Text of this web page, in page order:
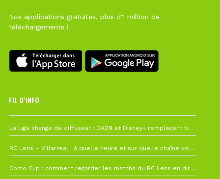
Nos applications gratuites, plus d'1 million de
téléchargements !
FIL D’INFO
La Liga change de diffuseur : DAZN et Disney+ remplacent beIN Sports !
RC Lens – Villarreal : à quelle heure et sur quelle chaîne voir la finale de la Como Cup ?
Como Cup : comment regarder les matchs du RC Lens en direct ?